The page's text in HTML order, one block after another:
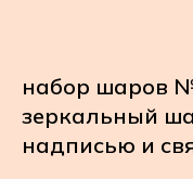
набор шаров
зеркальный
надписью и